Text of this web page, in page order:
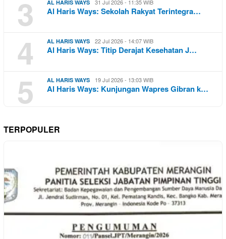
3 AL HARIS WAYS 31 Jul 2026 - 11:35 WIB
Al Haris Ways: Sekolah Rakyat Terintegra…
4 AL HARIS WAYS 22 Jul 2026 - 14:07 WIB
Al Haris Ways: Titip Derajat Kesehatan J…
5 AL HARIS WAYS 19 Jul 2026 - 13:03 WIB
Al Haris Ways: Kunjungan Wapres Gibran k…
TERPOPULER